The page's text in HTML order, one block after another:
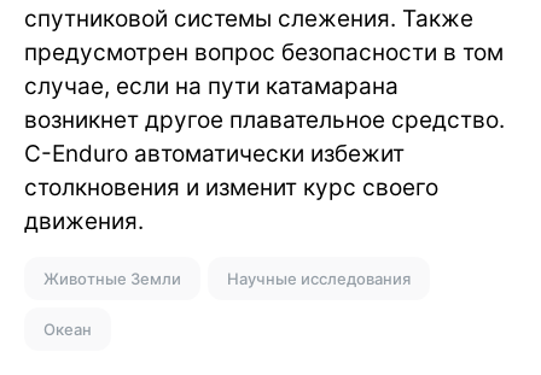
спутниковой системы слежения. Также
предусмотрен вопрос безопасности в том
случае, если на пути катамарана
возникнет другое плавательное средство.
C-Enduro автоматически избежит
столкновения и изменит курс своего
движения.
Животные Земли Научные исследования
Океан